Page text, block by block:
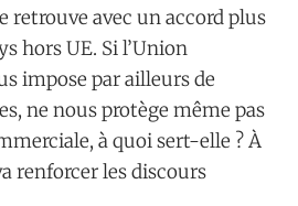
retrouve avec un accord plus
hors UE. Si l’Union
impose par ailleurs de
ne nous protège même pas
à quoi sert-elle ? À
renforcer les discours